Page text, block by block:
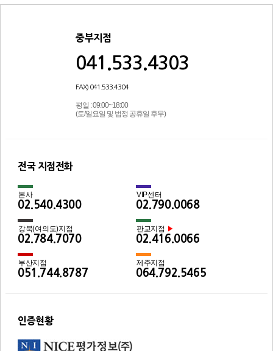
중부지점
041.533.4303
FAX) 041.533.4304
평일 : 09:00~18:00
(토/일요일 및 법정 공휴일 후무)
전국 지점전화
본사
02.540.4300
VIP센터
02.790.0068
강북(여의도)지점
02.784.7070
판교지점 ▶
02.416.0066
부산지점
051.744.8787
제주지점
064.792.5465
인증현황